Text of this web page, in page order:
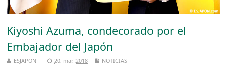
Kiyoshi Azuma, condecorado por el
Embajador del Japón
ESJAPON 20, mar, 2018 NOTICIAS